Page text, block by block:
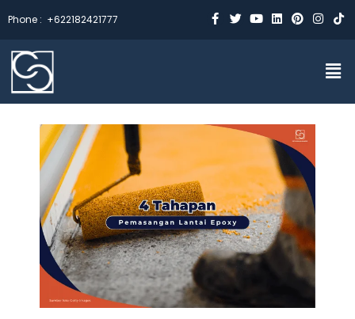
Phone : +622182421777